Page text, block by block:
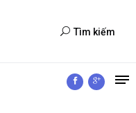
Tìm kiếm